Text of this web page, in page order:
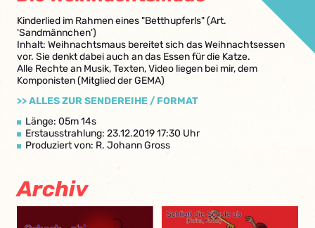
Kinderlied im Rahmen eines "Betthupferls" (Art.
'Sandmännchen')
Inhalt: Weihnachtsmaus bereitet sich das Weihnachtsessen
vor. Sie denkt dabei auch an das Essen für die Katze.
Alle Rechte an Musik, Texten, Video liegen bei mir, dem
Komponisten (Mitglied der GEMA)
>> ALLES ZUR SENDEREIHE / FORMAT
Länge: 05m 14s
Erstausstrahlung: 23.12.2019 17:30 Uhr
Produziert von: R. Johann Gross
Archiv